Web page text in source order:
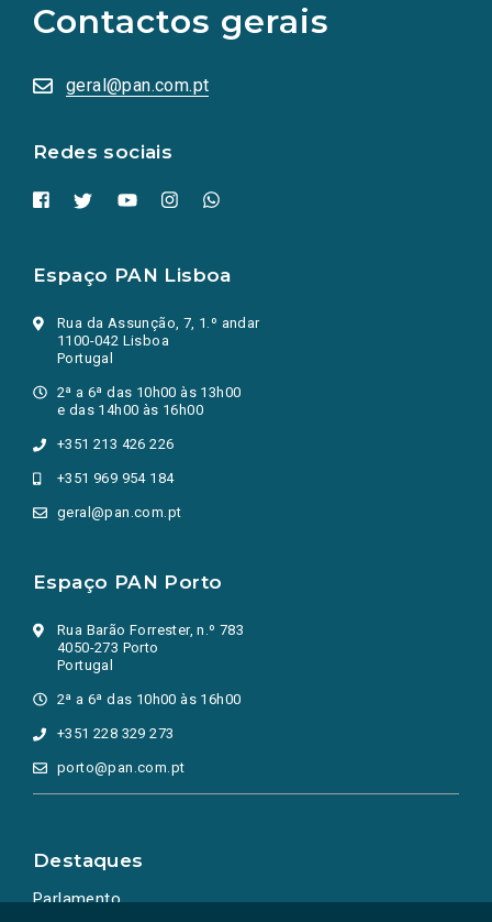
Contactos gerais
geral@pan.com.pt
Redes sociais
redes
sociais
numa
nova
Espaço PAN Lisboa
Rua da Assunção, 7, 1.º andar
1100-042 Lisboa
Portugal
2ª a 6ª das 10h00 às 13h00
e das 14h00 às 16h00
+351 213 426 226
+351 969 954 184
geral@pan.com.pt
Espaço PAN Porto
Rua Barão Forrester, n.º 783
4050-273 Porto
Portugal
2ª a 6ª das 10h00 às 16h00
+351 228 329 273
porto@pan.com.pt
Destaques
Parlamento